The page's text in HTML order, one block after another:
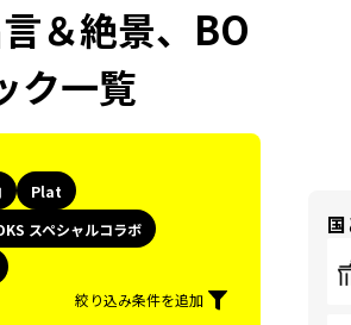
＆絶景、BO
ク一覧
Plat
スペシャルコラボ
絞り込み条件を追加